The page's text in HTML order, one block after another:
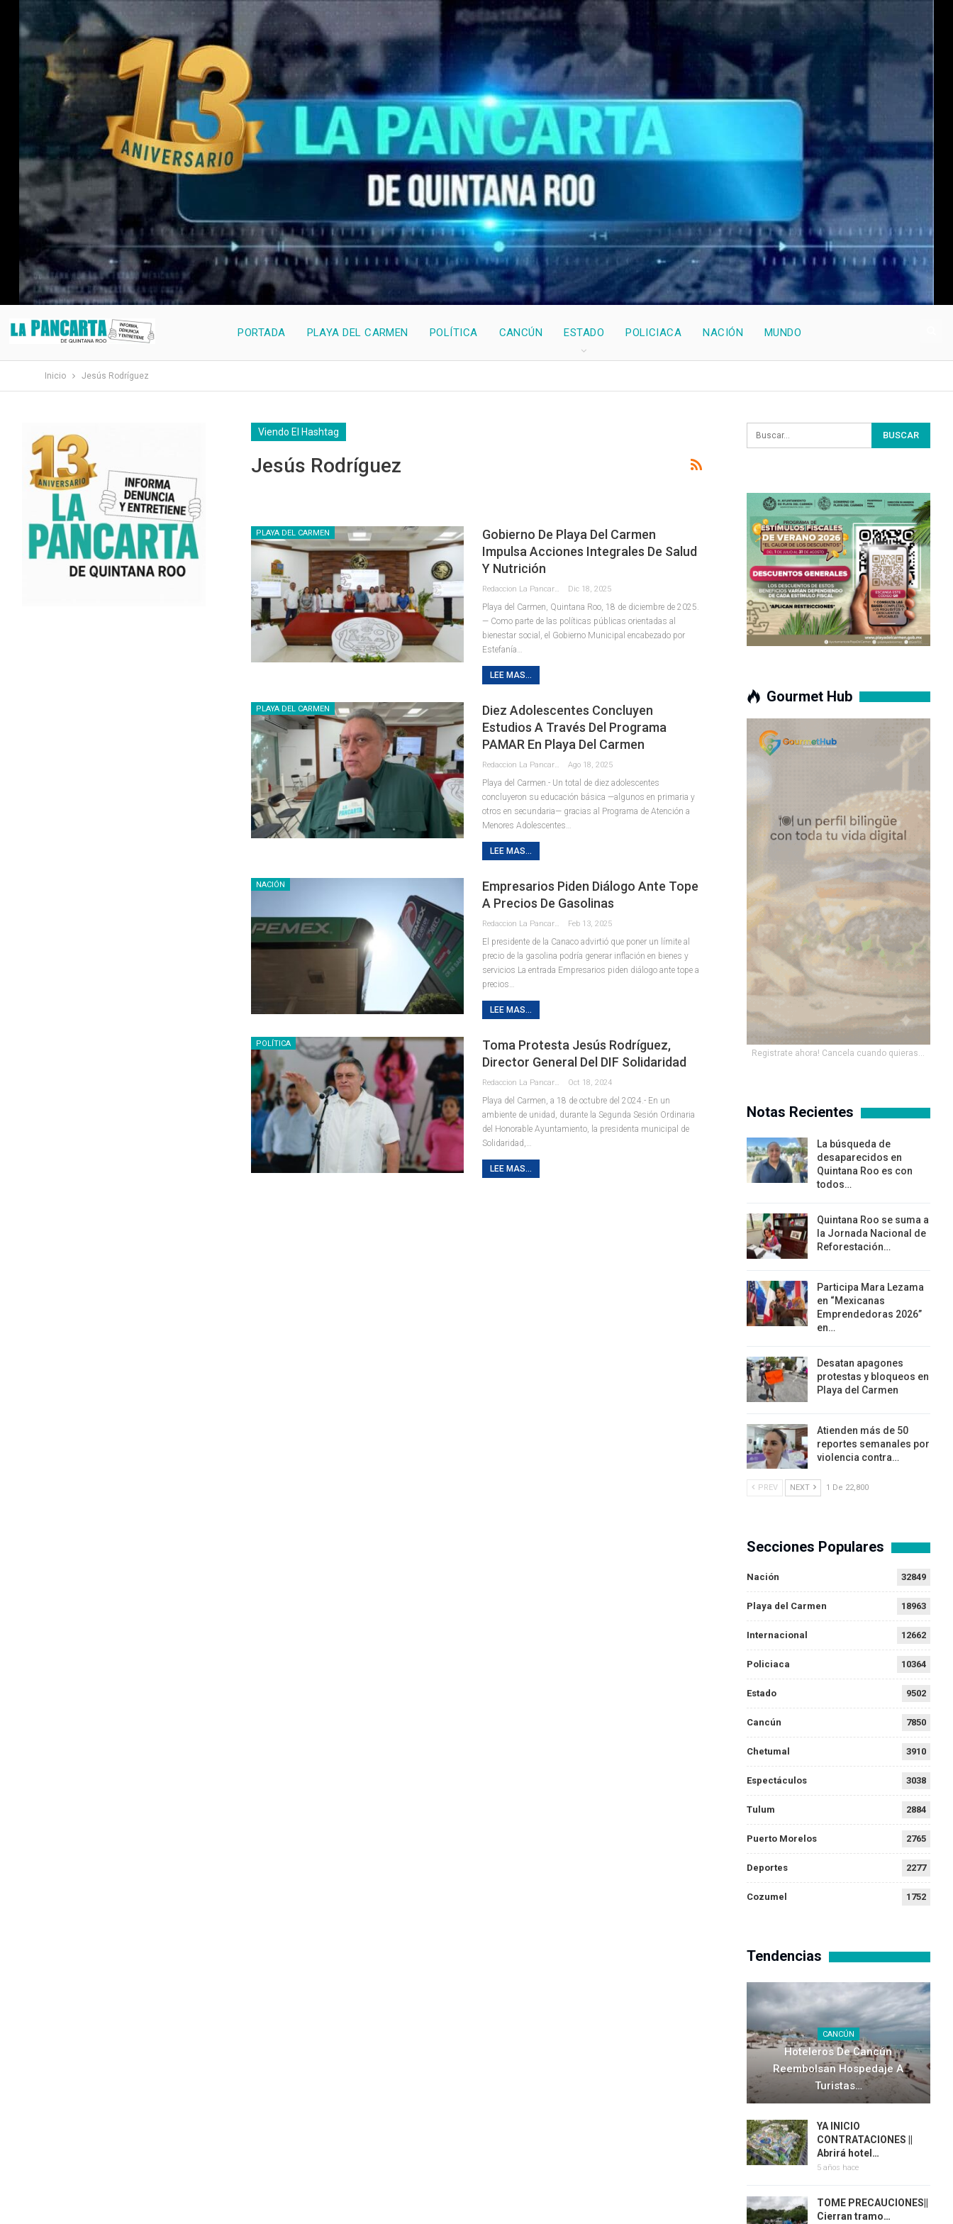
PORTADA PLAYA DEL CARMEN POLÍTICA CANCÚN ESTADO POLICIACA NACIÓN MUNDO
Inicio Jesús Rodríguez
Viendo El Hashtag
Jesús Rodríguez
PLAYA DEL CARMEN
Gobierno De Playa Del Carmen
Impulsa Acciones Integrales De Salud
Y Nutrición
Dic 18, 2025
Playa del Carmen, Quintana Roo, 18 de diciembre de 2025.
— Como parte de las políticas públicas orientadas al
bienestar social, el Gobierno Municipal encabezado por
Estefanía
LEE MAS...
PLAYA DEL CARMEN
Diez Adolescentes Concluyen
Estudios A Través Del Programa
PAMAR En Playa Del Carmen
Ago 18, 2025
Playa del Carmen.- Un total de diez adolescentes
concluyeron su educación básica —algunos en primaria y
otros en secundaria— gracias al Programa de Atención a
Menores Adolescentes
LEE MAS...
NACIÓN
Empresarios Piden Diálogo Ante Tope
A Precios De Gasolinas
Feb 13, 2025
El presidente de la Canaco advirtió que poner un límite al
precio de la gasolina podría generar inflación en bienes y
servicios La entrada Empresarios piden diálogo ante tope a
precios…
LEE MAS...
POLÍTICA
Toma Protesta Jesús Rodríguez,
Director General Del DIF Solidaridad
Oct 18, 2024
Playa del Carmen, a 18 de octubre del 2024.- En un
ambiente de unidad, durante la Segunda Sesión Ordinaria
del Honorable Ayuntamiento, la presidenta municipal de
Solidaridad,
LEE MAS...
Gourmet Hub
Registrate ahora! Cancela cuando quieras...
Notas Recientes
La búsqueda de
desaparecidos en
Quintana Roo es con
todos…
Quintana Roo se suma a
la Jornada Nacional de
Reforestación…
Participa Mara Lezama
en “Mexicanas
Emprendedoras 2026”
en…
Desatan apagones
protestas y bloqueos en
Playa del Carmen
Atienden más de 50
reportes semanales por
violencia contra…
PREV NEXT 1 De 22,800
Secciones Populares
Nación 32849
Playa del Carmen 18963
Internacional 12662
Policiaca 10364
Estado 9502
Cancún 7850
Chetumal 3910
Espectáculos 3038
Tulum 2884
Puerto Morelos 2765
Deportes 2277
Cozumel 1752
Tendencias
CANCÚN
Hoteleros De Cancún
Reembolsan Hospedaje A
Turistas…
YA INICIO
CONTRATACIONES ||
Abrirá hotel…
5 años hace
TOME PRECAUCIONES||
Cierran tramo…